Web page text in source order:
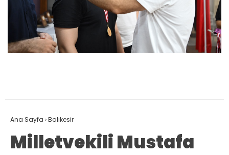
Ana Sayfa ›Balıkesir
Milletvekili Mustafa